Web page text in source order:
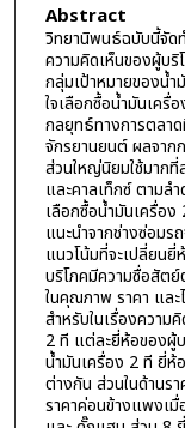
Abstract
วิทยานิพนธ์ฉบับนี้จัด
ความคิดเห็นของผู้บ
กลุ่มเป้าหมายของน้
ใจเลือกซื้อน้ำมันเครื่
กลยุทธ์ทางการตลา
จักรยานยนต์ ผลจาก
ส่วนใหญ่นิยมใช้มาก
และคาลเท็กซ์ ตาม
เลือกซื้อน้ำมันเครื่อ
แนะนำจากช่างซ่อม
แนวโน้มที่จะเปลี่ยน
บริโภคมีความซื่อสัต
ในคุณภาพ ราคา และ
สำหรับในเรื่องความ
2 ที แต่ละยี่ห้อของผู้
น้ำมันเครื่อง 2 ที ยี่ห้
ต่างกัน ส่วนในด้านร
ราคาค่อนข้างแพงเ